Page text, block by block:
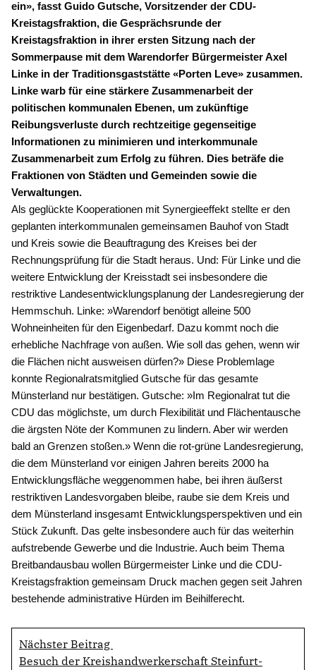
AUSSCHUSS FÜR DIGITALISIERUNG
AUSSCHUSS FÜR ÖFFENTLICHE ORDNUNG UND
BEVÖLKERUNGSSCHUTZ
AUSSCHUSS FÜR ARBEIT, WIRTSCHAFT UND
GLEICHSTELLUNG
KREISAUSSCHUSS
AUSSCHUSS FÜR KINDER, JUGENDLICHE UND FAMILIEN
AUSSCHUSS FÜR SCHULE, KULTUR UND SPORT
BAUAUSSCHUSS
AUSSCHUSS FÜR ARBEIT, SOZIALES UND GESUNDHEIT
AUSSCHUSS FÜR WIRTSCHAFT, UMWELT UND PLANUNG
POLIZEIBEIRAT
CDU Kreisverband Warendorf-Beckum
CDU Regionalrat Münster
LWL-Fraktion der CDU
Kommunalpolitische Vereinigung KPV NRW
ein», fasst Guido Gutsche, Vorsitzender der CDU-
Kreistagsfraktion, die Gesprächsrunde der
Kreistagsfraktion in ihrer ersten Sitzung nach der
Sommerpause mit dem Warendorfer Bürgermeister Axel
Linke in der Traditionsgaststätte «Porten Leve» zusammen.
Linke warb für eine stärkere Zusammenarbeit der
politischen kommunalen Ebenen, um zukünftige
Reibungsverluste durch rechtzeitige gegenseitige
Informationen zu minimieren und interkommunale
Zusammenarbeit zum Erfolg zu führen. Dies beträfe die
Fraktionen von Städten und Gemeinden sowie die
Verwaltungen.
Als geglückte Kooperationen mit Synergieeffekt stellte er den
geplanten interkommunalen gemeinsamen Bauhof von Stadt
und Kreis sowie die Beauftragung des Kreises bei der
Rechnungsprüfung für die Stadt heraus. Und: Für Linke und die
weitere Entwicklung der Kreisstadt sei insbesondere die
restriktive Landesentwicklungsplanung der Landesregierung der
Hemmschuh. Linke: »Warendorf benötigt alleine 500
Wohneinheiten für den Eigenbedarf. Dazu kommt noch die
erhebliche Nachfrage von außen. Wie soll das gehen, wenn wir
die Flächen nicht ausweisen dürfen?» Diese Problemlage
konnte Regionalratsmitglied Gutsche für das gesamte
Münsterland nur bestätigen. Gutsche: »Im Regionalrat tut die
CDU das möglichste, um durch Flexibilität und Flächentausche
die ärgsten Nöte der Kommunen zu lindern. Aber wir werden
bald an Grenzen stoßen.» Wenn die rot-grüne Landesregierung,
die dem Münsterland vor einigen Jahren bereits 2000 ha
Entwicklungsfläche weggenommen habe, bei ihren äußerst
restriktiven Landesvorgaben bleibe, raube sie dem Kreis und
dem Münsterland insgesamt Entwicklungsperspektiven und ein
Stück Zukunft. Das gelte insbesondere auch für das weiterhin
aufstrebende Gewerbe und die Industrie. Auch beim Thema
Breitbandausbau wollen Bürgermeister Linke und die CDU-
Kreistagsfraktion gemeinsam Druck machen gegen seit Jahren
bestehende administrative Hürden im Beihilferecht.
Nächster Beitrag
Besuch der Kreishandwerkerschaft Steinfurt-